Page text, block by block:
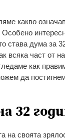
какво
става дума за
всяка част от
как
да
32
на своята